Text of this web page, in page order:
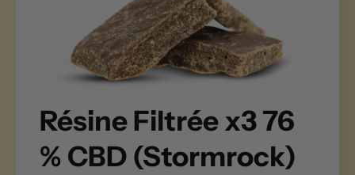
Résine Filtrée x3 76
% CBD (Stormrock)